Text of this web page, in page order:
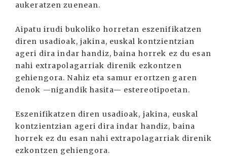
aukeratzen zuenean.
Aipatu irudi bukoliko horretan eszenifikatzen
diren usadioak, jakina, euskal kontzientzian
ageri dira indar handiz, baina horrek ez du esan
nahi extrapolagarriak direnik ezkontzen
gehiengora. Nahiz eta samur erortzen garen
denok —nigandik hasita— estereotipoetan.
Eszenifikatzen diren usadioak, jakina, euskal
kontzientzian ageri dira indar handiz, baina
horrek ez du esan nahi extrapolagarriak direnik
ezkontzen gehiengora.